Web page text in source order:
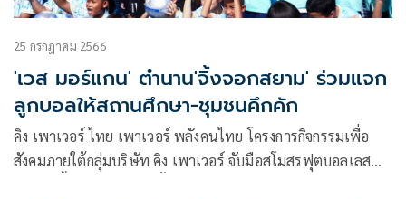
25 กรกฎาคม 2566
'เวส มอร์แกน' ตำนาน'จิ้งจอกสยาม' ร่วมแจก
ลูกบอลให้สถานศึกษา-ชุมชนคึกคัก
คิง เพาเวอร์ ไทย เพาเวอร์ พลังคนไทย โครงการกิจกรรมเพื่อ
สังคมภายใต้กลุ่มบริษัท คิง เพาเวอร์ จับมือสโมสรฟุตบอลเลส